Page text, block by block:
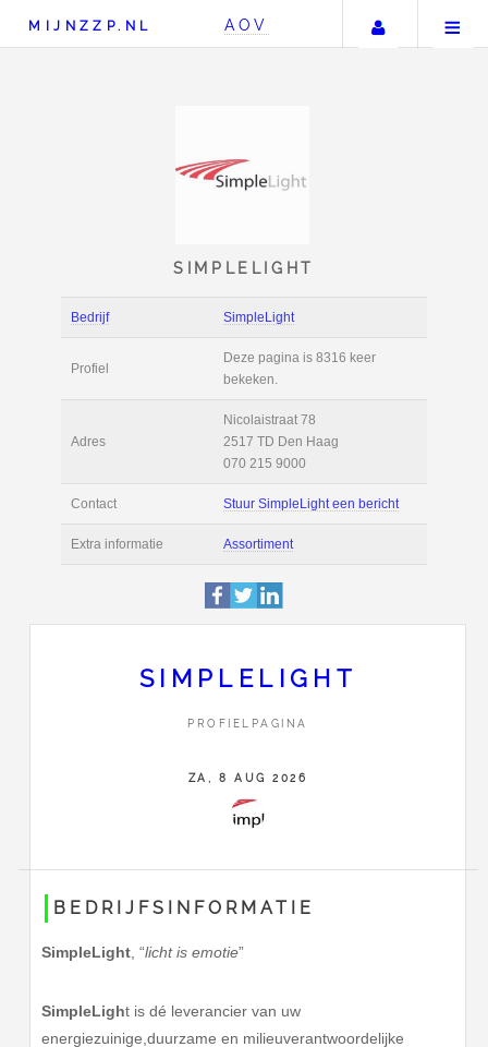
MIJNZZP.NL AOV Uw
SIMPLELIGHT
Bedrijf SimpleLight
Profiel
Deze pagina is 8316
bekeken.
SIMPLELIGHT
PROFIELPAGINA
ZA, 8 AUG 2026
BEDRIJFSINFORMATIE
SimpleLight, licht is emotie
SimpleLight is dé leverancier van uw
energiezuinige,duurzame en milieuverantwoordelijke